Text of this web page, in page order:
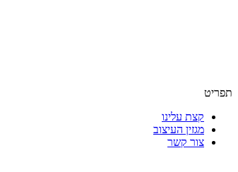
תפריט
קצת עלינו
מגזין העיצוב
צור קשר